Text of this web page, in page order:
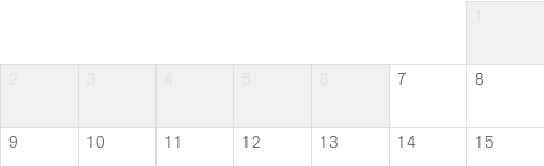
7 8
9 10 11 12 13 14 15